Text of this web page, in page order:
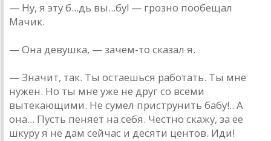
— Ну, я эту б...дь вы...бу! — грозно пообещал
Мачик.
— Она девушка, — зачем-то сказал я.
— Значит, так. Ты остаешься работать. Ты мне
нужен. Но ты мне уже не друг со всеми
вытекающими. Не сумел приструнить бабу!.. А
она... Пусть пеняет на себя. Честно скажу, за ее
шкуру я не дам сейчас и десяти центов. Иди!